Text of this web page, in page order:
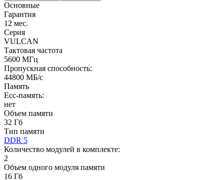
Основные
Гарантия
12 мес.
Серия
VULCAN
Тактовая частота
5600 МГц
Пропускная способность:
44800 МБ/с
Память
Ecc-память:
нет
Объем памяти
32 Гб
Тип памяти
DDR 5
Количество модулей в комплекте:
2
Объем одного модуля памяти
16 Гб